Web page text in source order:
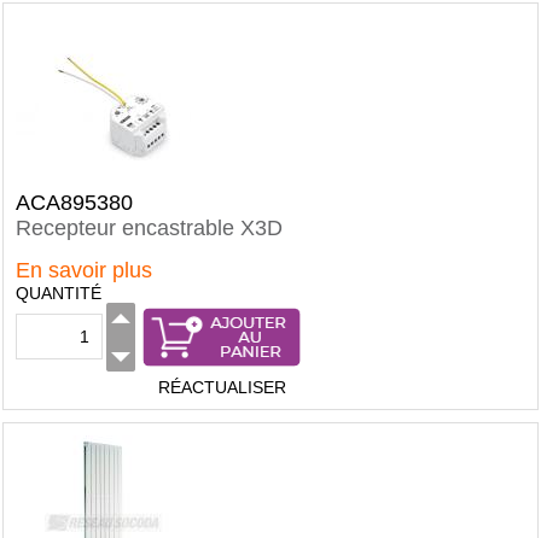
ACA895380
Recepteur encastrable X3D
En savoir plus
QUANTITÉ
RÉACTUALISER